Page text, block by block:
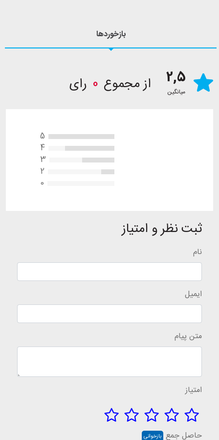
بازخوردها
2,5
میانگین از مجموع 0 رای
5
4
3
2
0
ثبت نظر و امتیاز
نام
ایمیل
متن پیام
امتیاز
حاصل جمع بازخوانی